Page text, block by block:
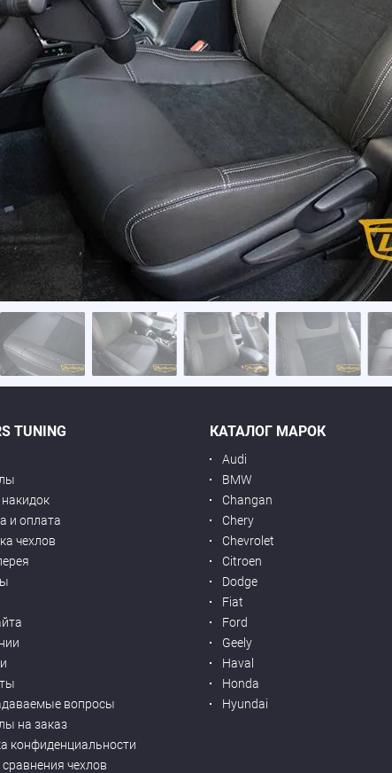
TUNING
и оплата
чехлов
вопросы
на заказ
конфиденциальности
чехлов
КАТАЛОГ МАРОК
Audi
BMW
Changan
Chery
Chevrolet
Citroen
Dodge
Fiat
Ford
Geely
Haval
Honda
Hyundai